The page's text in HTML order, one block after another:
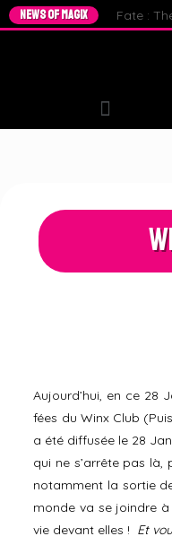
NEWS OF MAGIX Fate :
Aujourd’hui, en ce 28
fées du Winx Club
a été diffusée le 28
qui ne s’arrête pas
notamment la sortie
monde va se joindre
vie devant elles ! Et